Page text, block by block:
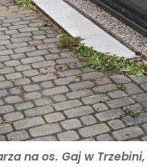
na os. Gaj w